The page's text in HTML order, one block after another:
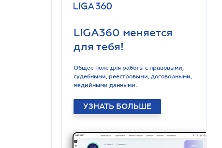
LIGA360 меняется
для тебя!
Общее поле для работы с правовыми,
судебными, реестровыми, договорными,
медийными данными.
УЗНАТЬ БОЛЬШЕ